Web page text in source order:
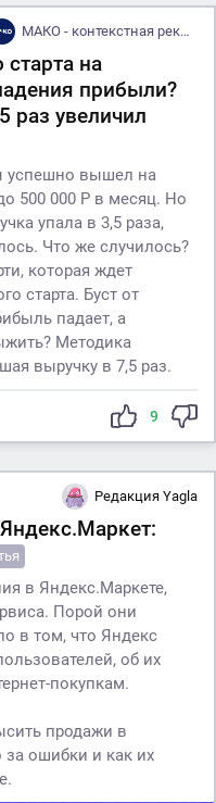
МАКО - контекстная реклама и маркетплейсы с оплатой за результат
на
прибыли?
раз увеличил
успешно вышел на
500 000 Р в месяц. Но
упала в 3,5 раза,
Что же случилось?
которая ждет
старта. Буст от
падает, а
Методика
выручку в 7,5 раз.
9
Редакция Yagla
в Яндекс.Маркете,
Порой они
в том, что Яндекс
об их
покупкам.
продажи в
за ошибки и как их